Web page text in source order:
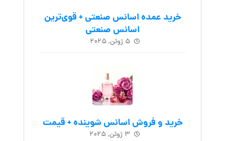
خرید عمده اسانس صنعتی + قوی‌ترین
اسانس‌ صنعتی
۵ ژوئن, ۲۰۲۵
خرید و فروش اسانس شوینده + قیمت
۳ ژوئن, ۲۰۲۵